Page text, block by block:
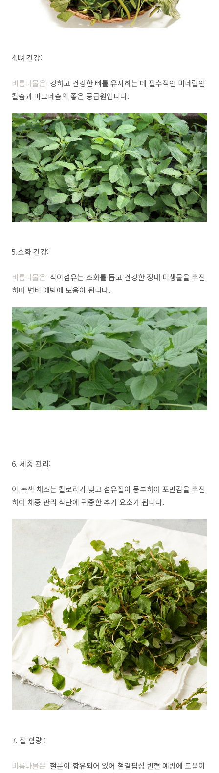
4.뼈 건강:
비름나물은 강하고 건강한 뼈를 유지하는 데 필수적인 미네랄인
칼슘과 마그네슘의 좋은 공급원입니다.
5.소화 건강:
비름나물은 식이섬유는 소화를 돕고 건강한 장내 미생물을 촉진
하며 변비 예방에 도움이 됩니다.
6. 체중 관리:
이 녹색 채소는 칼로리가 낮고 섬유질이 풍부하여 포만감을 촉진
하여 체중 관리 식단에 귀중한 추가 요소가 됩니다.
7. 철 함량 :
비름나물은 철분이 함유되어 있어 철결핍성 빈혈 예방에 도움이